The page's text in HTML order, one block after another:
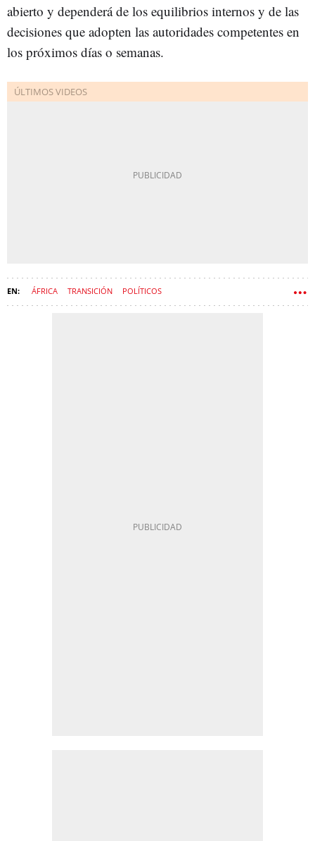
abierto y dependerá de los equilibrios internos y de las
decisiones que adopten las autoridades competentes en
los próximos días o semanas.
ÁFRICA TRANSICIÓN POLÍTICOS